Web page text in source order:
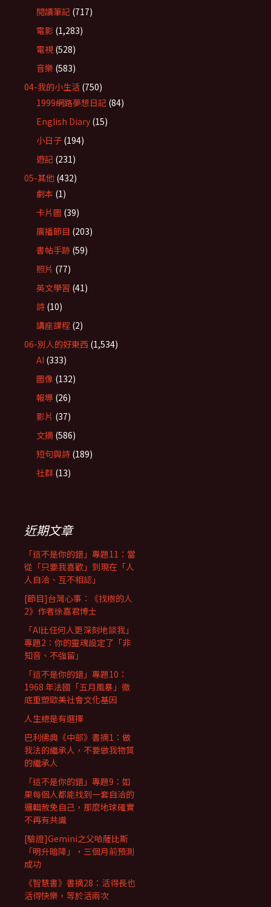
閱讀筆記 (717)
電影 (1,283)
電視 (528)
音樂 (583)
04-我的小生活 (750)
1999網路夢想日記 (84)
English Diary (15)
小日子 (194)
遊記 (231)
05-其他 (432)
劇本 (1)
卡片圖 (39)
廣播節目 (203)
書帖手跡 (59)
照片 (77)
英文學習 (41)
詩 (10)
講座課程 (2)
06-別人的好東西 (1,534)
AI (333)
圖像 (132)
報導 (26)
影片 (37)
文摘 (586)
短句與詩 (189)
社群 (13)
近期文章
「這不是你的錯」專題11：當
從「只要我喜歡」到現在「人
人自洽、互不相認」
[節目]台灣心事：《找樹的人
2》作者徐嘉君博士
「AI比任何人更深刻地談我」
專題2：你的靈魂設定了「非
知音、不強留」
「這不是你的錯」專題10：
1968 年法國「五月風暴」徹
底重塑歐美社會文化基因
人生總是有選擇
巴利佛典《中部》書摘1：做
我法的繼承人，不要做我物質
的繼承人
「這不是你的錯」專題9：如
果每個人都能找到一套自洽的
邏輯赦免自己，那麼地球確實
不再有共識
[驗證]Gemini之父哈薩比斯
「明升暗降」，三個月前預測
成功
《智慧書》書摘28：活得長也
活得快樂，等於活兩次